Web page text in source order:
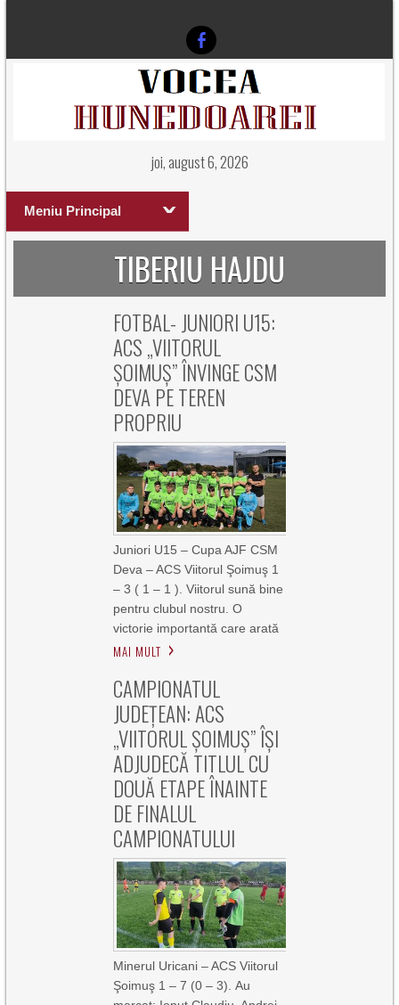
joi, august 6, 2026
Meniu Principal
TIBERIU HAJDU
FOTBAL- JUNIORI U15:
ACS „VIITORUL
ȘOIMUȘ” ÎNVINGE CSM
DEVA PE TEREN
PROPRIU
Juniori U15 – Cupa AJF CSM
Deva – ACS Viitorul Şoimuş 1
– 3 ( 1 – 1 ). Viitorul sună bine
pentru clubul nostru. O
victorie importantă care arată
MAI MULT
CAMPIONATUL
JUDEȚEAN: ACS
„VIITORUL ȘOIMUȘ” ÎȘI
ADJUDECĂ TITLUL CU
DOUĂ ETAPE ÎNAINTE
DE FINALUL
CAMPIONATULUI
Minerul Uricani – ACS Viitorul
Şoimuş 1 – 7 (0 – 3). Au